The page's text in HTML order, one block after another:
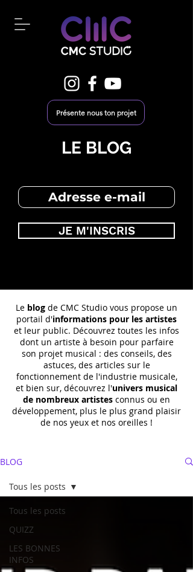
Présente nous ton projet
LE BLOG
JE M'INSCRIS
Le blog de CMC Studio vous propose un
portail d'informations pour les artistes
et leur public. Découvrez toutes les infos
dont un artiste à besoin pour parfaire
son projet musical : des conseils, des
astuces, des articles sur le
fonctionnement de l'industrie musicale,
et bien sur, découvrez l'univers musical
de nombreux artistes connus ou en
développement, plus le plus grand plaisir
de nos yeux et nos oreilles !
BLOG
Tous les posts
QUIZZ
LES BONNES
INFOS
Tous les posts